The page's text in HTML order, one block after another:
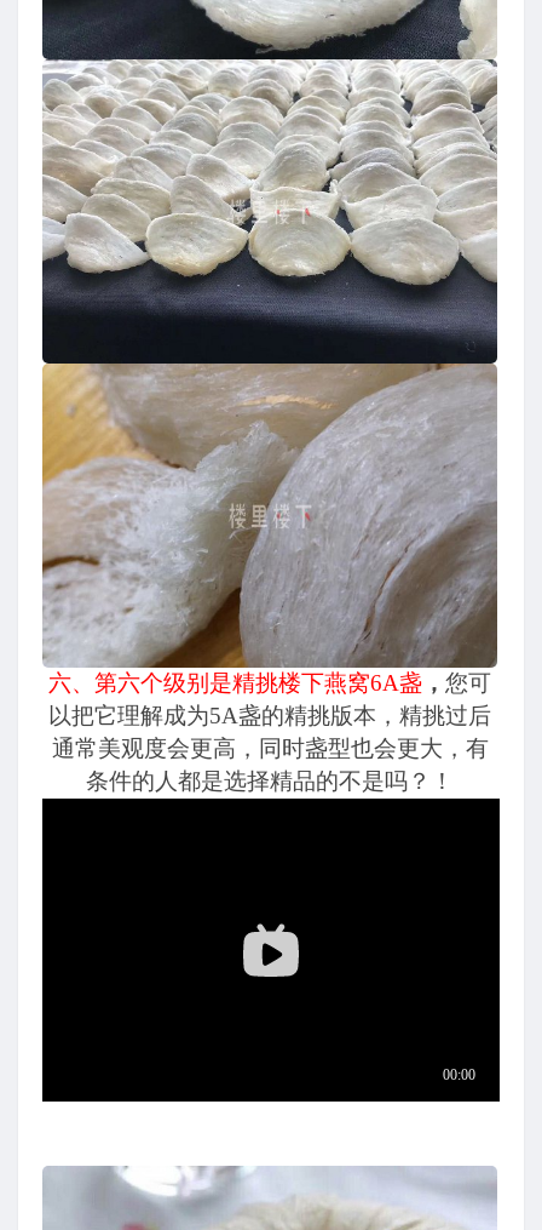
六、第六个级别是精挑楼下燕窝6A盏 ， 您可
以把它理解成为5A盏的精挑版本，精挑过后
通常美观度会更高，同时盏型也会更大，有
条件的人都是选择精品的不是吗？！